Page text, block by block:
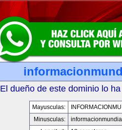
El dueño de este dominio lo
Mayusculas:
Minusculas: